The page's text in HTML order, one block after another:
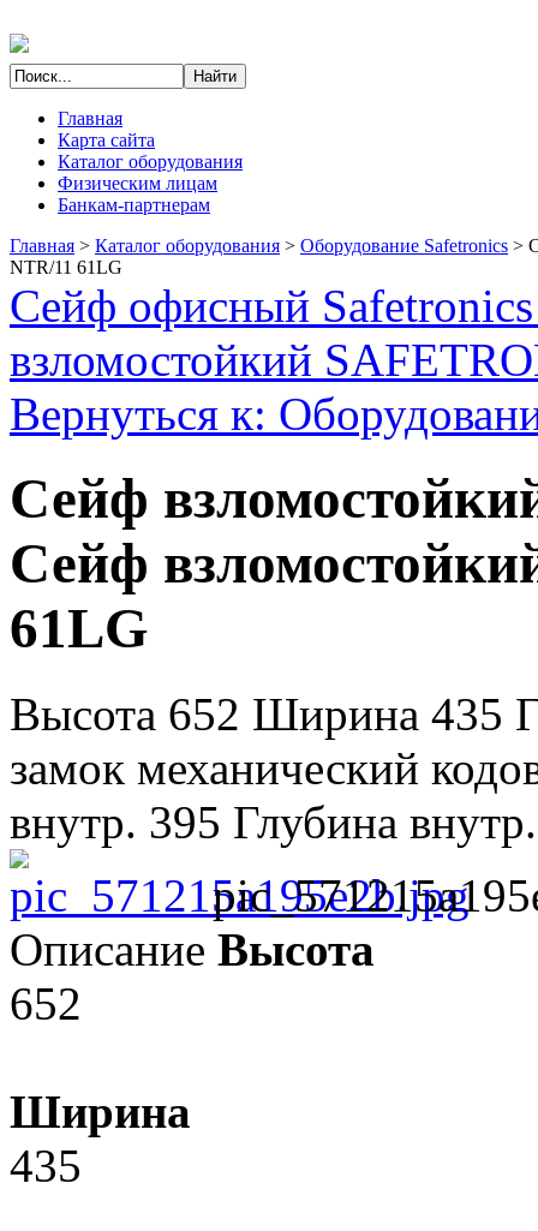
Главная
Карта сайта
Каталог оборудования
Физическим лицам
Банкам-партнерам
Главная > Каталог оборудования > Оборудование Safetronics >
NTR/11 61LG
Сейф офисный
взломостойкий
Вернуться к:
Сейф
Сейф
61LG
Высота 652 Ширина 435
замок механический
внутр. 395 Глубина
Описание Высота
652
Ширина
435